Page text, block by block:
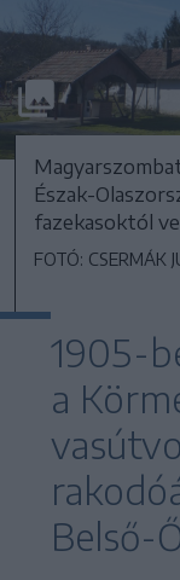
Észak-
fazekasoktól
FOTÓ: CSERMÁK
1905-
a
Belső-